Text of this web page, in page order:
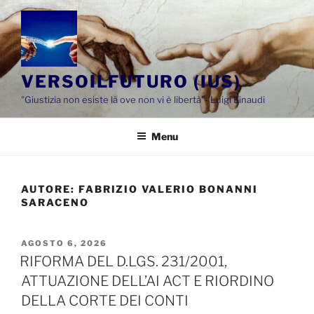
Salta
al
contenuto
VERSOILFUTURO (IUS)
"Giustizia non esiste là ove non vi è libertà"- Luigi Einaudi
Menu
AUTORE: FABRIZIO VALERIO BONANNI
SARACENO
PUBBLICATO
IL
AGOSTO 6, 2026
RIFORMA DEL D.LGS. 231/2001,
ATTUAZIONE DELL’AI ACT E RIORDINO
DELLA CORTE DEI CONTI